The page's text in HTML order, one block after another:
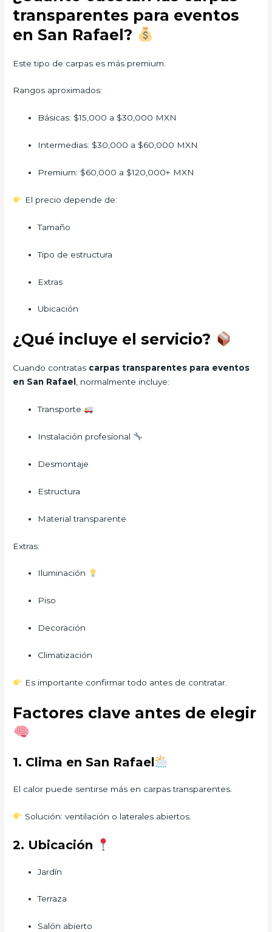
transparentes para eventos
en San Rafael?
Este tipo de carpas es más premium.
Rangos aproximados:
Básicas: $15,000 a $30,000 MXN
Intermedias: $30,000 a $60,000 MXN
Premium: $60,000 a $120,000+ MXN
El precio depende de:
Tamaño
Tipo de estructura
Extras
Ubicación
¿Qué incluye el servicio?
Cuando contratas carpas transparentes para eventos
en San Rafael , normalmente incluye:
Transporte
Instalación profesional
Desmontaje
Estructura
Material transparente
Extras:
Iluminación
Piso
Decoración
Climatización
Es importante confirmar todo antes de contratar.
Factores clave antes de elegir
1. Clima en San Rafael
El calor puede sentirse más en carpas transparentes.
Solución: ventilación o laterales abiertos.
2. Ubicación
Jardín
Terraza
Salón abierto